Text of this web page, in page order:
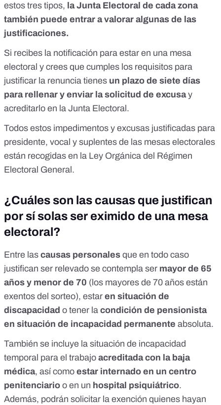
estos tres tipos, la Junta Electoral de cada zona
también puede entrar a valorar algunas de las
justificaciones.
Si recibes la notificación para estar en una mesa
electoral y crees que cumples los requisitos para
justificar la renuncia tienes un plazo de siete días
para rellenar y enviar la solicitud de excusay
acreditarlo en la Junta Electoral.
Todos estos impedimentos y excusas justificadas para
presidente, vocal y suplentes de las mesas electorales
están recogidas en la Ley Orgánica del Régimen
Electoral General.
¿Cuáles son las causas que justifican
por sí solas ser eximido de una mesa
electoral?
Entre las causas personales que en todo caso
justifican ser relevado se contempla ser mayor de 65
años y menor de 70 (los mayores de 70 años están
exentos del sorteo), estar en situación de
discapacidad o tener la condición de pensionista
en situación de incapacidad permanente absoluta.
También se incluye la situación de incapacidad
temporal para el trabajo acreditada con la baja
médica, así como estar internado en un centro
penitenciario o en un hospital psiquiátrico.
Además, podrán solicitar la exención quienes hayan